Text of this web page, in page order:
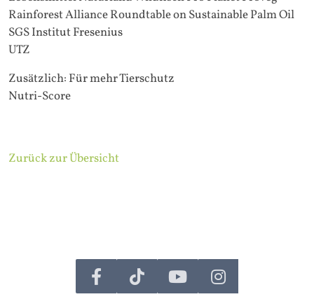
Rainforest Alliance Roundtable on Sustainable Palm Oil
SGS Institut Fresenius
UTZ
Zusätzlich: Für mehr Tierschutz
Nutri-Score
Zurück zur Übersicht